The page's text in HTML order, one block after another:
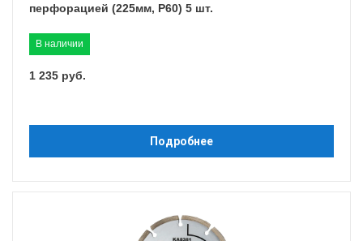
перфорацией (225мм, P60) 5 шт.
В наличии
1 235 руб.
Подробнее